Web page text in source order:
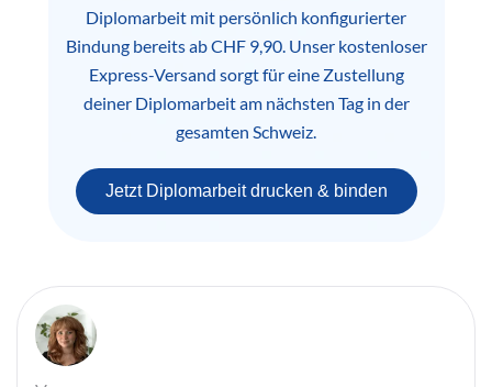
Diplomarbeit mit persönlich konfigurierter
Bindung bereits ab CHF 9,90. Unser kostenloser
Express-Versand sorgt für eine Zustellung
deiner Diplomarbeit am nächsten Tag in der
gesamten Schweiz.
Jetzt Diplomarbeit drucken & binden